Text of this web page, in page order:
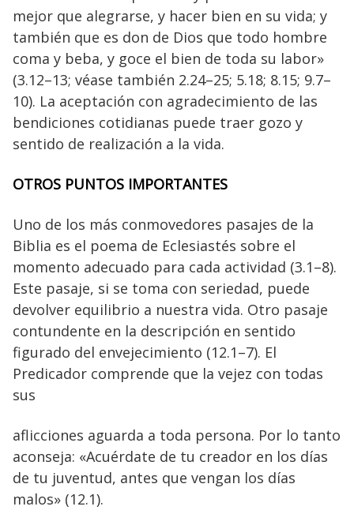
mejor que alegrarse, y hacer bien en su vida; y
también que es don de Dios que todo hombre
coma y beba, y goce el bien de toda su labor»
(3.12–13; véase también 2.24–25; 5.18; 8.15; 9.7–
10). La aceptación con agradecimiento de las
bendiciones cotidianas puede traer gozo y
sentido de realización a la vida.
OTROS PUNTOS IMPORTANTES
Uno de los más conmovedores pasajes de la
Biblia es el poema de Eclesiastés sobre el
momento adecuado para cada actividad (3.1–8).
Este pasaje, si se toma con seriedad, puede
devolver equilibrio a nuestra vida. Otro pasaje
contundente en la descripción en sentido
figurado del envejecimiento (12.1–7). El
Predicador comprende que la vejez con todas
sus
aflicciones aguarda a toda persona. Por lo tanto
aconseja: «Acuérdate de tu creador en los días
de tu juventud, antes que vengan los días
malos» (12.1).